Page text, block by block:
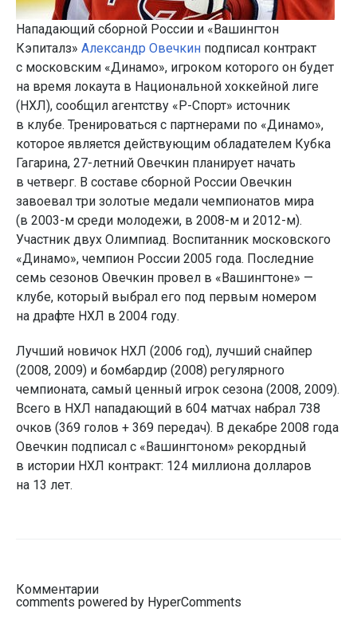
Нападающий сборной России и «Вашингтон
Кэпиталз» Александр Овечкин подписал контракт
с московским «Динамо», игроком которого он будет
на время локаута в Национальной хоккейной лиге
(НХЛ), сообщил агентству «Р-Спорт» источник
в клубе. Тренироваться с партнерами по «Динамо»,
которое является действующим обладателем Кубка
Гагарина, 27-летний Овечкин планирует начать
в четверг. В составе сборной России Овечкин
завоевал три золотые медали чемпионатов мира
(в 2003-м среди молодежи, в 2008-м и 2012-м).
Участник двух Олимпиад. Воспитанник московского
«Динамо», чемпион России 2005 года. Последние
семь сезонов Овечкин провел в «Вашингтоне» —
клубе, который выбрал его под первым номером
на драфте НХЛ в 2004 году.
Лучший новичок НХЛ (2006 год), лучший снайпер
(2008, 2009) и бомбардир (2008) регулярного
чемпионата, самый ценный игрок сезона (2008, 2009).
Всего в НХЛ нападающий в 604 матчах набрал 738
очков (369 голов + 369 передач). В декабре 2008 года
Овечкин подписал с «Вашингтоном» рекордный
в истории НХЛ контракт: 124 миллиона долларов
на 13 лет.
Комментарии
comments powered by HyperComments